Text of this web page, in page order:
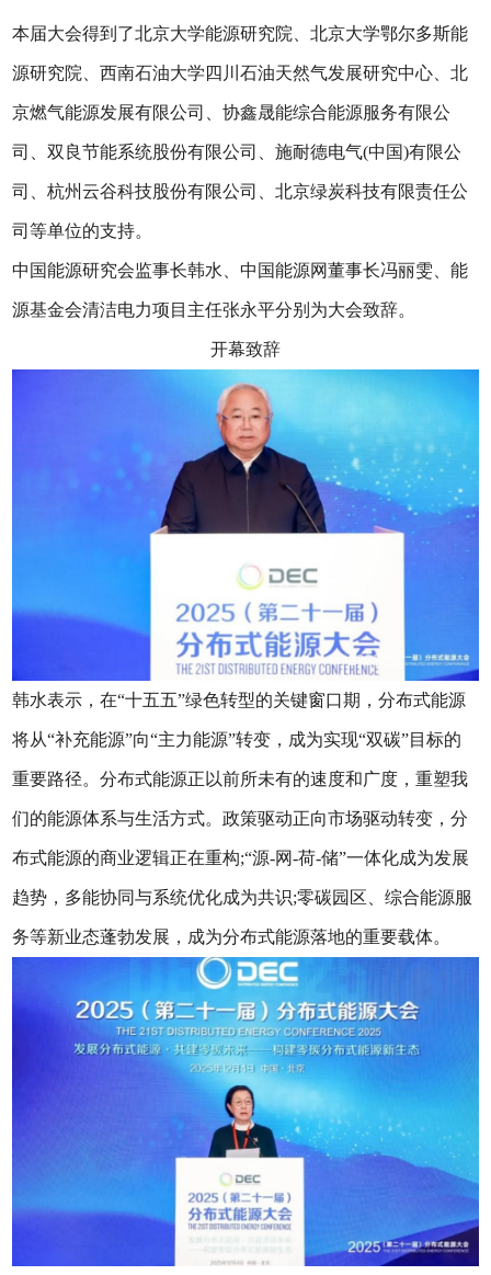
本届大会得到了北京大学能源研究院、北京大学鄂尔多斯能
源研究院、西南石油大学四川石油天然气发展研究中心、北
京燃气能源发展有限公司、协鑫晟能综合能源服务有限公
司、双良节能系统股份有限公司、施耐德电气(中国)有限公
司、杭州云谷科技股份有限公司、北京绿炭科技有限责任公
司等单位的支持。
中国能源研究会监事长韩水、中国能源网董事长冯丽雯、能
源基金会清洁电力项目主任张永平分别为大会致辞。
开幕致辞
韩水表示，在“十五五”绿色转型的关键窗口期，分布式能源
将从“补充能源”向“主力能源”转变，成为实现“双碳”目标的
重要路径。分布式能源正以前所未有的速度和广度，重塑我
们的能源体系与生活方式。政策驱动正向市场驱动转变，分
布式能源的商业逻辑正在重构;“源-网-荷-储”一体化成为发展
趋势，多能协同与系统优化成为共识;零碳园区、综合能源服
务等新业态蓬勃发展，成为分布式能源落地的重要载体。